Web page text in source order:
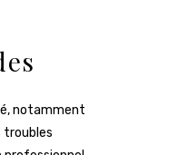
notamment
troubles